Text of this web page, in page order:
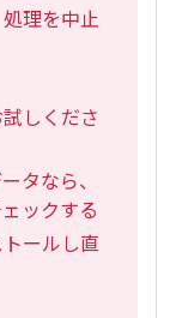
理を中止
しくださ
タなら、
ックする
ールし直